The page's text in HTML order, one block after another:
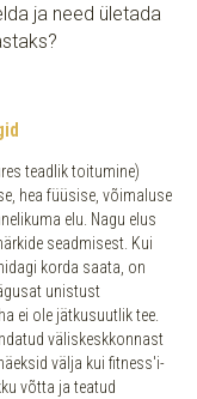
ja need ületada
teadlik toitumine)
hea füüsise, võimaluse
elu. Nagu elus
seadmisest. Kui
korda saata, on
unistust
ei ole jätkusuutlik tee.
väliskeskkonnast
välja kui fitness'i-
võtta ja teatud